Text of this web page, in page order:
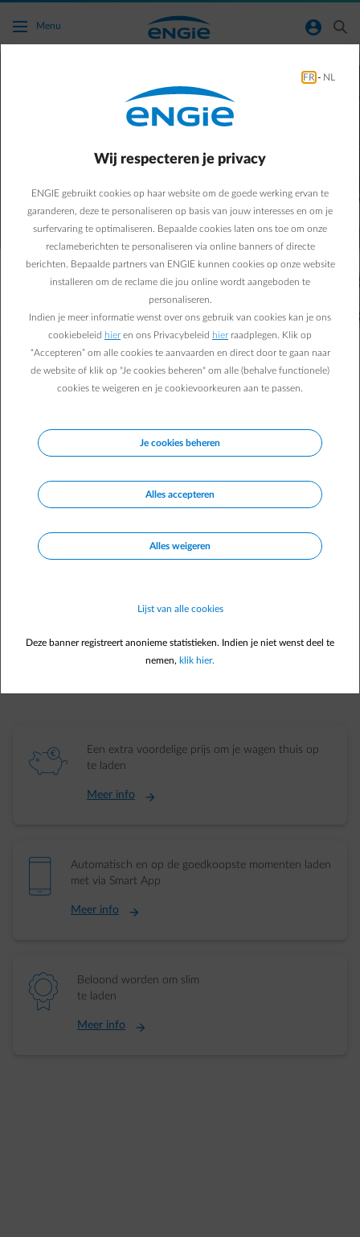
Ga naar de hoofdinhoud
Menu normal-account-circle search
voordelig thuis
ENGIE Smart App.
dan publiek laden, en is tot
dan met een
Welke laadpaal kiezen?
ENGIE verkoopt zelf geen laadpalen en heeft ook geen
van een laadpaal.
laden via deSmart Charge-dienst in de Smart App. Dat
betekent dat ze automatisch gestuurd worden om op je
aanvulling om de kost van thuis laden te
element-piggybank
Een extra voordelige prijs om je wagen thuis op
te laden
Meer info
Automatisch en op de goedkoopste momenten laden
met via Smart App
Meer info
element-ribbon
Beloond worden om slim
te laden
Meer info
FR - NL
Wij respecteren je privacy
ENGIE gebruikt cookies op haar website om de goede werking ervan te
garanderen, deze te personaliseren op basis van jouw interesses en om je
surfervaring te optimaliseren. Bepaalde cookies laten ons toe om onze
reclameberichten te personaliseren via online banners of directe
berichten. Bepaalde partners van ENGIE kunnen cookies op onze website
installeren om de reclame die jou online wordt aangeboden te
personaliseren.
Indien je meer informatie wenst over ons gebruik van cookies kan je ons
cookiebeleid hier en ons Privacybeleid hier raadplegen. Klik op
“Accepteren” om alle cookies te aanvaarden en direct door te gaan naar
de website of klik op "Je cookies beheren" om alle (behalve functionele)
cookies te weigeren en je cookievoorkeuren aan te passen.
Je cookies beheren
Alles accepteren
Alles weigeren
Lijst van alle cookies
Deze banner registreert anonieme statistieken. Indien je niet wenst deel te
nemen, klik hier.